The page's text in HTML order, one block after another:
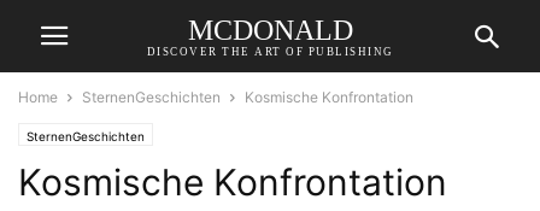
MCDONALD
DISCOVER THE ART OF PUBLISHING
Home SternenGeschichten Kosmische Konfrontation
SternenGeschichten
Kosmische Konfrontation